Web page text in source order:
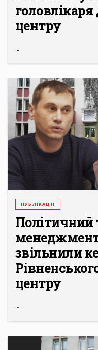
центру
...
ПУБЛІКАЦІЇ
Політичний
звільнили
центру
...